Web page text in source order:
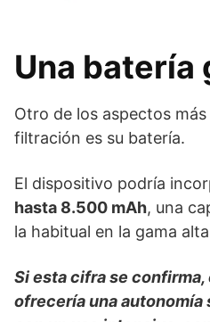
Una batería
Otro de los aspectos
filtración es su batería.
El dispositivo podría
hasta 8.500 mAh, una
la habitual en la gama
Si esta cifra se confirma,
ofrecería una